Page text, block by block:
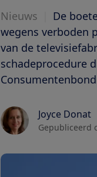
Nieuws
De
wegens verboden
van de
schadeprocedure
Joyce Donat
Gepubliceerd